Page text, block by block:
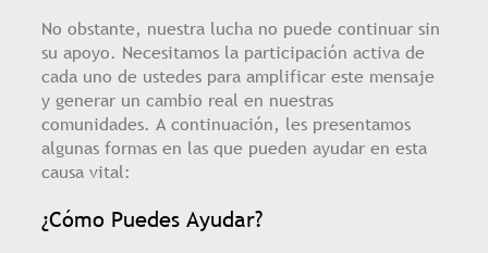
No obstante, nuestra lucha no puede continuar sin
su apoyo. Necesitamos la participación activa de
cada uno de ustedes para amplificar este mensaje
y generar un cambio real en nuestras
comunidades. A continuación, les presentamos
algunas formas en las que pueden ayudar en esta
causa vital:
¿Cómo Puedes Ayudar?